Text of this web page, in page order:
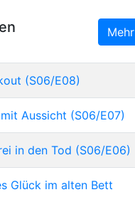
Mehr
(S06/E08)
Aussicht (S06/E07)
in den Tod (S06/E06)
Glück im alten Bett